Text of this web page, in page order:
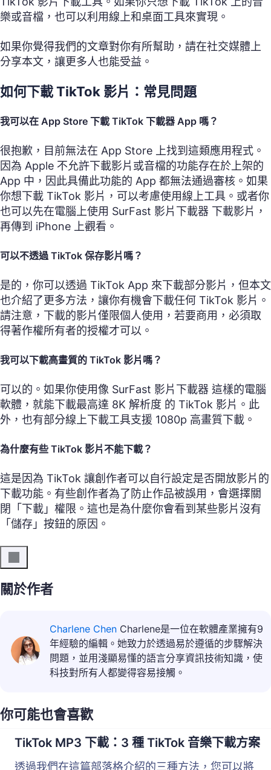
樂或音檔，也可以利用線上和桌面工具來實現。
如果你覺得我們的文章對你有所幫助，請在社交媒體上
分享本文，讓更多人也能受益。
如何下載 TikTok 影片：常見問題
我可以在 App Store 下載 TikTok 下載器 App 嗎？
很抱歉，目前無法在 App Store 上找到這類應用程式。
因為 Apple 不允許下載影片或音檔的功能存在於上架的
App 中，因此具備此功能的 App 都無法通過審核。如果
你想下載 TikTok 影片，可以考慮使用線上工具。或者你
也可以先在電腦上使用 SurFast 影片下載器 下載影片，
再傳到 iPhone 上觀看。
可以不透過 TikTok 保存影片嗎？
是的，你可以透過 TikTok App 來下載部分影片，但本文
也介紹了更多方法，讓你有機會下載任何 TikTok 影片。
請注意，下載的影片僅限個人使用，若要商用，必須取
得著作權所有者的授權才可以。
我可以下載高畫質的 TikTok 影片嗎？
可以的。如果你使用像 SurFast 影片下載器 這樣的電腦
軟體，就能下載最高達 8K 解析度 的 TikTok 影片。此
外，也有部分線上下載工具支援 1080p 高畫質下載。
為什麼有些 TikTok 影片不能下載？
這是因為 TikTok 讓創作者可以自行設定是否開放影片的
下載功能。有些創作者為了防止作品被誤用，會選擇關
閉「下載」權限。這也是為什麼你會看到某些影片沒有
「儲存」按鈕的原因。
關於作者
Charlene Chen Charlene是一位在軟體產業擁有9
年經驗的編輯。她致力於透過易於遵循的步驟解決
問題，並用淺顯易懂的語言分享資訊技術知識，使
科技對所有人都變得容易接觸。
你可能也會喜歡
TikTok MP3 下載：3 種 TikTok 音樂下載方案
透過我們在這篇部落格介紹的三種方法，您可以將